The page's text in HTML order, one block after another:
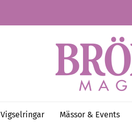
Vigselringar Mässor & Events